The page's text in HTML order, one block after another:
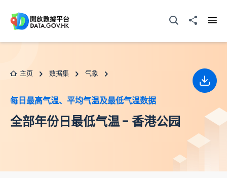
打开搜寻器分享至
主页 数据集 气象
每日最高气温、平均气温及最低气温数据
全部年份日最低气温 - 香港公园
下载